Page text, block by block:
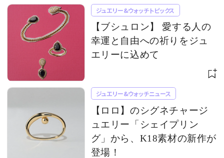
ジュエリー&ウォッチトピックス
【ブシュロン】 愛する人の
幸運と自由への祈りをジュ
エリーに込めて
ジュエリー&ウォッチニュース
【ロロ】のシグネチャージ
ュエリー「シェイプリン
グ」から、K18素材の新作が
登場！